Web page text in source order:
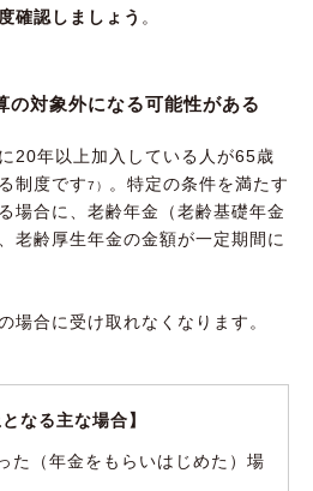
確認しましょう 。
対象外になる可能性がある
20年以上加入している人が65歳
制度です7） 。特定の条件を満たす
場合に、老齢年金（老齢基礎年金
老齢厚生年金の金額が一定期間に
場合に受け取れなくなります。
なる主な場合】
た（年金をもらいはじめた）場